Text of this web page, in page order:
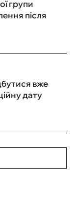
групи
після
вже
дату